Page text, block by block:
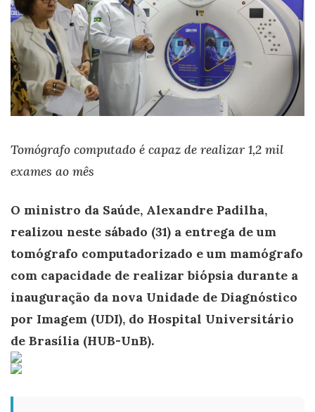
Tomógrafo computado é capaz de realizar 1,2 mil
exames ao mês
O ministro da Saúde, Alexandre Padilha,
realizou neste sábado (31) a entrega de um
tomógrafo computadorizado e um mamógrafo
com capacidade de realizar biópsia durante a
inauguração da nova Unidade de Diagnóstico
por Imagem (UDI), do Hospital Universitário
de Brasília (HUB-UnB).